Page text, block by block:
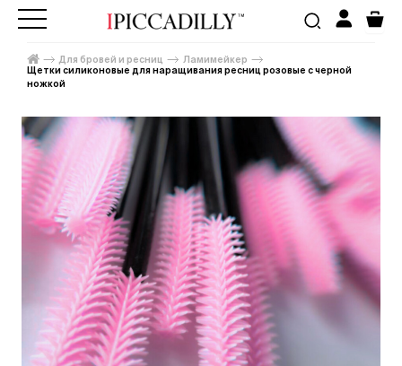
Для бровей и ресниц
Ламимейкер
Щетки силиконовые для наращивания ресниц розовые с черной
ножкой